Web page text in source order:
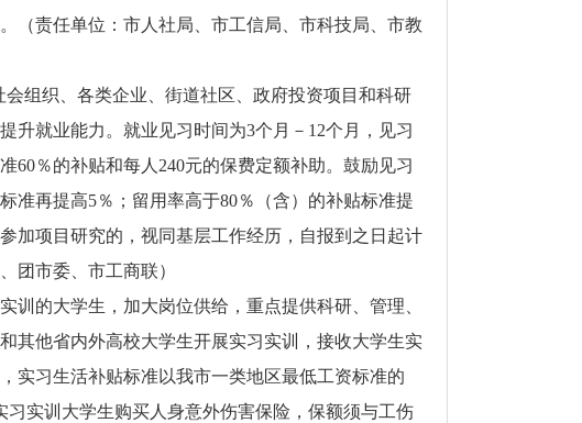
（责任单位：市人社局、市工信局、市科技局、市教
组织、各类企业、街道社区、政府投资项目和科研
升就业能力。就业见习时间为3个月－12个月，见习
60％的补贴和每人240元的保费定额补助。鼓励见习
准再提高5％；留用率高于80％（含）的补贴标准提
加项目研究的，视同基层工作经历，自报到之日起计
团市委、市工商联）
训的大学生，加大岗位供给，重点提供科研、管理、
其他省内外高校大学生开展实习实训，接收大学生实
实习生活补贴标准以我市一类地区最低工资标准的
实训大学生购买人身意外伤害保险，保额须与工伤